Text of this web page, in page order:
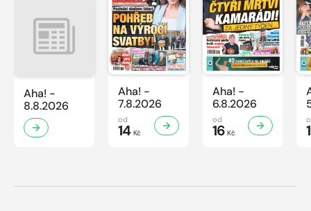
Aha! -
8.8.2026
Aha! -
7.8.2026
od
14Kč
Aha! -
6.8.2026
od
16 Kč